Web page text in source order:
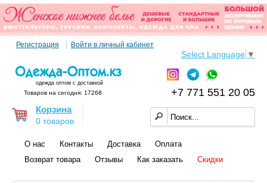
Регистрация Войти в личный кабинет
Select Language ▼
одежда оптом с доставкой
+7 771 551 20 05
Товаров на сегодня: 17268
Корзина
0 товаров
О нас Контакты Доставка
Оплата
Возврат товара
Отзывы Как заказать Скидки